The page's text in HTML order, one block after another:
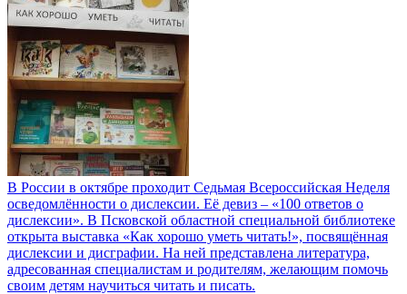
В России в октябре проходит Седьмая Всероссийская Неделя
осведомлённости о дислексии. Её девиз – «100 ответов о
дислексии». В Псковской областной специальной библиотеке
открыта выставка «Как хорошо уметь читать!», посвящённая
дислексии и дисграфии. На ней представлена литература,
адресованная специалистам и родителям, желающим помочь
своим детям научиться читать и писать.